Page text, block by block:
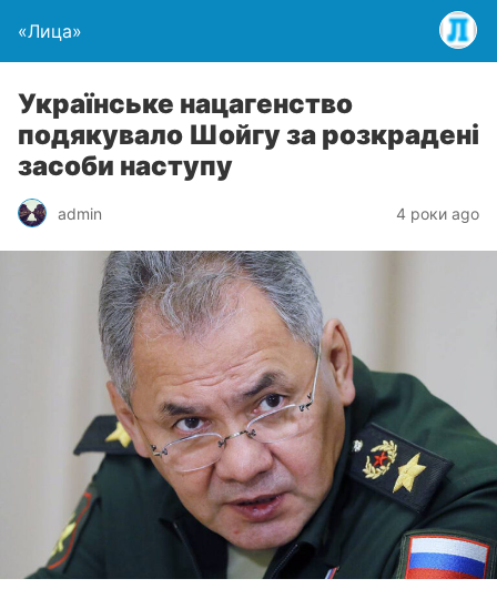
«Лица»
Українське нацагенство
подякувало Шойгу за розкрадені
засоби наступу
admin 4 роки ago